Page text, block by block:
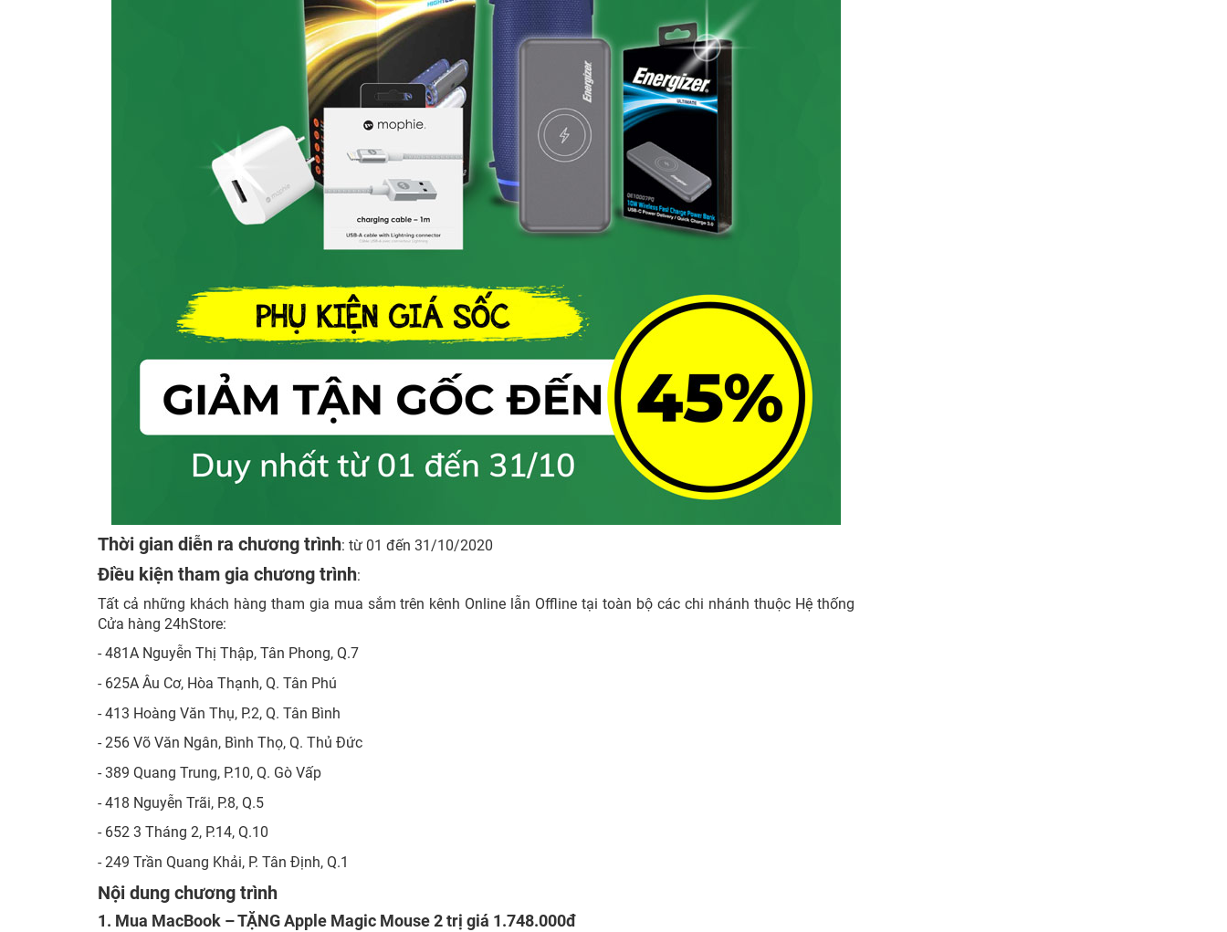
Thời gian diễn ra chương trình: từ 01 đến 31/10/2020
Điều kiện tham gia chương trình:
Tất cả những khách hàng tham gia mua sắm trên kênh Online lẫn Offline tại toàn bộ các chi nhánh thuộc Hệ thống
Cửa hàng 24hStore:
- 481A Nguyễn Thị Thập, Tân Phong, Q.7
- 625A Âu Cơ, Hòa Thạnh, Q. Tân Phú
- 413 Hoàng Văn Thụ, P.2, Q. Tân Bình
- 256 Võ Văn Ngân, Bình Thọ, Q. Thủ Đức
- 389 Quang Trung, P.10, Q. Gò Vấp
- 418 Nguyễn Trãi, P.8, Q.5
- 652 3 Tháng 2, P.14, Q.10
- 249 Trần Quang Khải, P. Tân Định, Q.1
Nội dung chương trình
1. Mua MacBook – TẶNG Apple Magic Mouse 2 trị giá 1.748.000đ